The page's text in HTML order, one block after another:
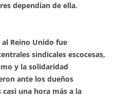
dependían de ella.
Reino Unido fue
sindicales escocesas,
y la solidaridad
ante los dueños
una hora más a la